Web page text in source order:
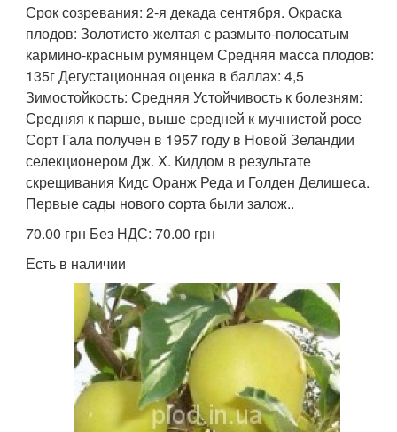
Срок созревания: 2-я декада сентября. Окраска
плодов: Золотисто-желтая с размыто-полосатым
кармино-красным румянцем Средняя масса плодов:
135г Дегустационная оценка в баллах: 4,5
Зимостойкость: Средняя Устойчивость к болезням:
Средняя к парше, выше средней к мучнистой росе
Сорт Гала получен в 1957 году в Новой Зеландии
селекционером Дж. X. Киддом в результате
скрещивания Кидс Оранж Реда и Голден Делишеса.
Первые сады нового сорта были залож..
70.00 грн Без НДС: 70.00 грн
Есть в наличии